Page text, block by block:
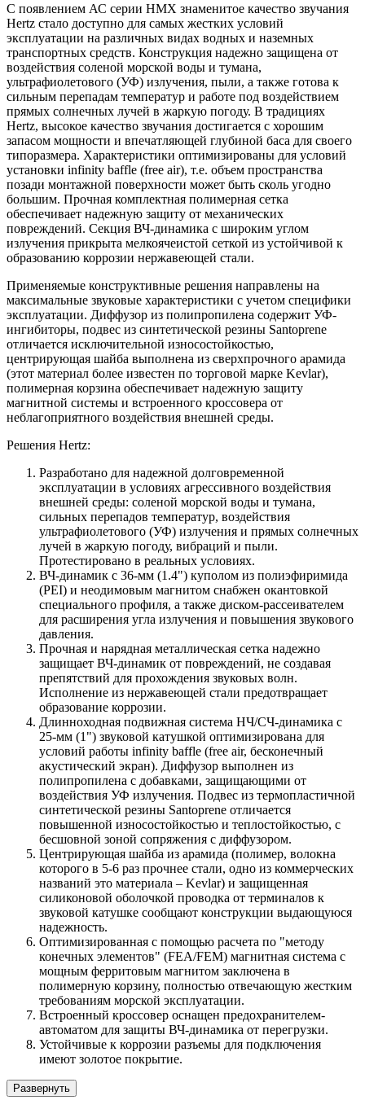
С появлением АС серии HMX знаменитое качество звучания
Hertz стало доступно для самых жестких условий
эксплуатации на различных видах водных и наземных
транспортных средств. Конструкция надежно защищена от
воздействия соленой морской воды и тумана,
ультрафиолетового (УФ) излучения, пыли, а также готова к
сильным перепадам температур и работе под воздействием
прямых солнечных лучей в жаркую погоду. В традициях
Hertz, высокое качество звучания достигается с хорошим
запасом мощности и впечатляющей глубиной баса для своего
типоразмера. Характеристики оптимизированы для условий
установки infinity baffle (free air), т.е. объем пространства
позади монтажной поверхности может быть сколь угодно
большим. Прочная комплектная полимерная сетка
обеспечивает надежную защиту от механических
повреждений. Секция ВЧ-динамика с широким углом
излучения прикрыта мелкоячеистой сеткой из устойчивой к
образованию коррозии нержавеющей стали.
Применяемые конструктивные решения направлены на
максимальные звуковые характеристики с учетом специфики
эксплуатации. Диффузор из полипропилена содержит УФ-
ингибиторы, подвес из синтетической резины Santoprene
отличается исключительной износостойкостью,
центрирующая шайба выполнена из сверхпрочного арамида
(этот материал более известен по торговой марке Kevlar),
полимерная корзина обеспечивает надежную защиту
магнитной системы и встроенного кроссовера от
неблагоприятного воздействия внешней среды.
Решения Hertz:
Разработано для надежной долговременной
эксплуатации в условиях агрессивного воздействия
внешней среды: соленой морской воды и тумана,
сильных перепадов температур, воздействия
ультрафиолетового (УФ) излучения и прямых солнечных
лучей в жаркую погоду, вибраций и пыли.
Протестировано в реальных условиях.
ВЧ-динамик с 36-мм (1.4") куполом из полиэфиримида
(PEI) и неодимовым магнитом снабжен окантовкой
специального профиля, а также диском-рассеивателем
для расширения угла излучения и повышения звукового
давления.
Прочная и нарядная металлическая сетка надежно
защищает ВЧ-динамик от повреждений, не создавая
препятствий для прохождения звуковых волн.
Исполнение из нержавеющей стали предотвращает
образование коррозии.
Длинноходная подвижная система НЧ/СЧ-динамика с
25-мм (1") звуковой катушкой оптимизирована для
условий работы infinity baffle (free air, бесконечный
акустический экран). Диффузор выполнен из
полипропилена с добавками, защищающими от
воздействия УФ излучения. Подвес из термопластичной
синтетической резины Santoprene отличается
повышенной износостойкостью и теплостойкостью, с
бесшовной зоной сопряжения с диффузором.
Центрирующая шайба из арамида (полимер, волокна
которого в 5-6 раз прочнее стали, одно из коммерческих
названий это материала – Kevlar) и защищенная
силиконовой оболочкой проводка от терминалов к
звуковой катушке сообщают конструкции выдающуюся
надежность.
Оптимизированная с помощью расчета по "методу
конечных элементов" (FEA/FEM) магнитная система с
мощным ферритовым магнитом заключена в
полимерную корзину, полностью отвечающую жестким
требованиям морской эксплуатации.
Встроенный кроссовер оснащен предохранителем-
автоматом для защиты ВЧ-динамика от перегрузки.
Устойчивые к коррозии разъемы для подключения
имеют золотое покрытие.
Развернуть